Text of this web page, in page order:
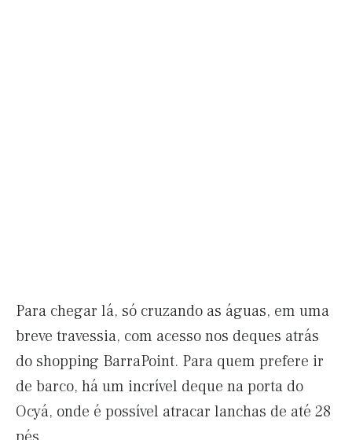
Para chegar lá, só cruzando as águas, em uma
breve travessia, com acesso nos deques atrás
do shopping BarraPoint. Para quem prefere ir
de barco, há um incrível deque na porta do
Ocyá, onde é possível atracar lanchas de até 28